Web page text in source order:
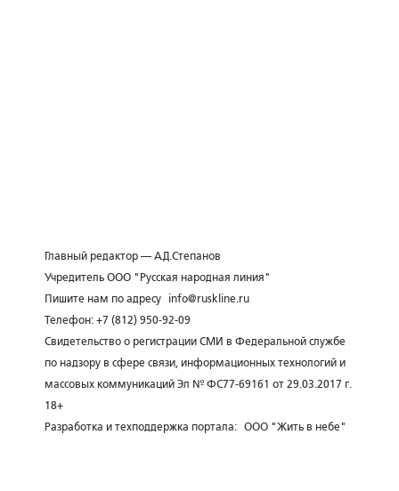
Главный редактор — А.Д.Степанов
Учредитель ООО "Русская народная линия"
Пишите нам по адресу
info@ruskline.ru
Телефон: +7 (812) 950-92-09
Свидетельство о регистрации СМИ в Федеральной службе
по надзору в сфере связи, информационных технологий и
массовых коммуникаций Эл № ФС77-69161 от 29.03.2017 г.
18+
Разработка и техподдержка портала: ООО "Жить в небе"